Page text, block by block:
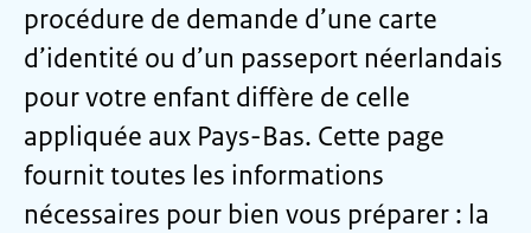
procédure de demande d’une carte
d’identité ou d’un passeport néerlandais
pour votre enfant diffère de celle
appliquée aux Pays-Bas. Cette page
fournit toutes les informations
nécessaires pour bien vous préparer : la